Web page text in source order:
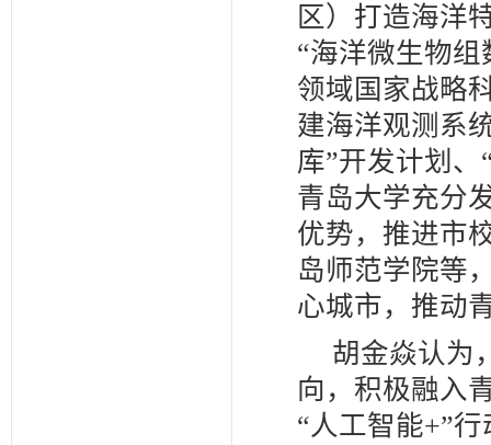
区）打造海洋
“海洋微生物
领域国家战略
建海洋观测系
库”开发计划
青岛大学充分
优势，推进市
岛师范学院等
心城市，推动
胡金焱认为
向，积极融入
“人工智能+”